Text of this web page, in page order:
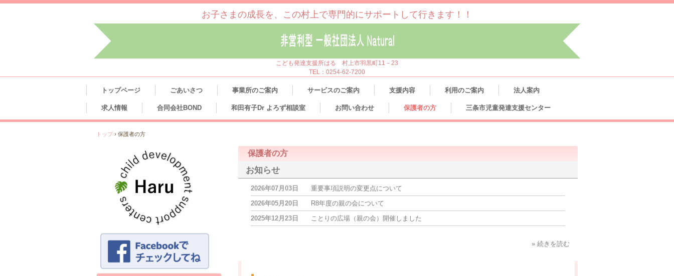
お子さまの成長を、この村上で専門的にサポートして行きます！！
こども発達支援所はる 村上市羽黒町11－23
TEL：0254-62-7200
トップページ ごあいさつ 事業所のご案内 サービスのご案内 支援内容 利用のご案内 法人案内
求人情報 合同会社BOND 和田有子Dr よろず相談室 お問い合わせ 保護者の方 三条市児童発達支援センター
トップ › 保護者の方
保護者の方
お知らせ
2026年07月03日
重要事項説明の変更点について
2026年05月20日
R8年度の親の会について
2025年12月23日
ことりの広場（親の会）開催しました
» 続きを読む